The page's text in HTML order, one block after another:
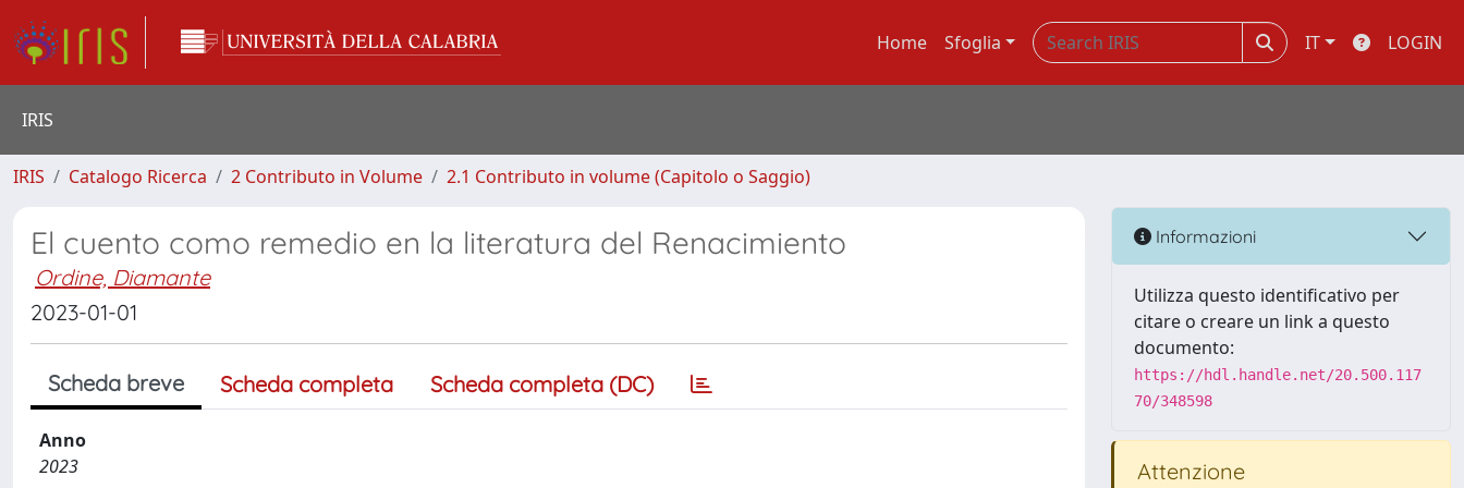
Home Sfoglia IT LOGIN
IRIS
IRIS Catalogo Ricerca 2 Contributo in Volume 2.1 Contributo in volume (Capitolo o Saggio)
El cuento como remedio en la literatura del Renacimiento
Ordine, Diamante
2023-01-01
Scheda breve Scheda completa Scheda completa (DC)
Anno
2023
Informazioni
Utilizza questo identificativo per
citare o creare un link a questo
documento:
https://hdl.handle.net/20.500.117
70/348598
Attenzione